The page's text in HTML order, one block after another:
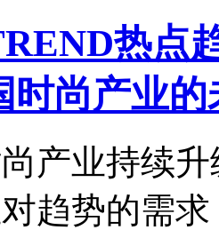
热点
时尚产业的
产业持续
趋势的需